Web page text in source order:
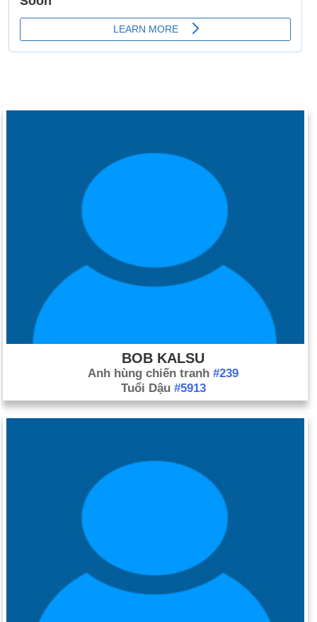
BOB KALSU
Anh hùng chiến tranh #239
Tuổi Dậu #5913